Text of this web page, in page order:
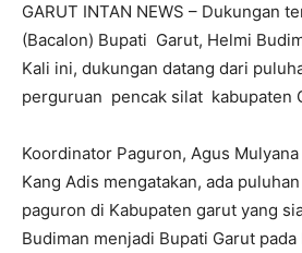
GARUT INTAN NEWS – Dukungan
(Bacalon) Bupati Garut, Helmi
Kali ini, dukungan datang dari
perguruan pencak silat kabupaten
Koordinator Paguron, Agus
Kang Adis mengatakan, ada
paguron di Kabupaten garut yang
Budiman menjadi Bupati Garut pada